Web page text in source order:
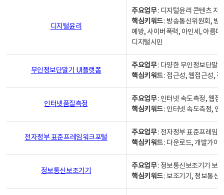
디지털윤리
주요업무: 디지털윤리 콘텐츠 지
핵심키워드: 방송통신위원회, 방
예방, 사이버폭력, 아인세, 아름
디지털시민
무인정보단말기 UI플랫폼
주요업무: 다양한 무인정보단말
핵심키워드: 접근성, 웹접근성,
인터넷품질측정
주요업무: 인터넷 속도측정, 웹접
핵심키워드: 인터넷 속도측정, 인
전자정부 표준프레임워크포털
주요업무: 전자정부 표준프레임
핵심키워드: 다운로드, 개발가이
정보통신보조기기
주요업무: 정보통신보조기기 보
핵심키워드: 보조기기, 정보통신